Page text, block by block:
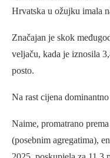
Hrvatska u ožujku imala
Značajan je skok
veljaču, kada je iznosila
posto.
Na rast cijena
Naime, promatrano
(posebnim agregatima),